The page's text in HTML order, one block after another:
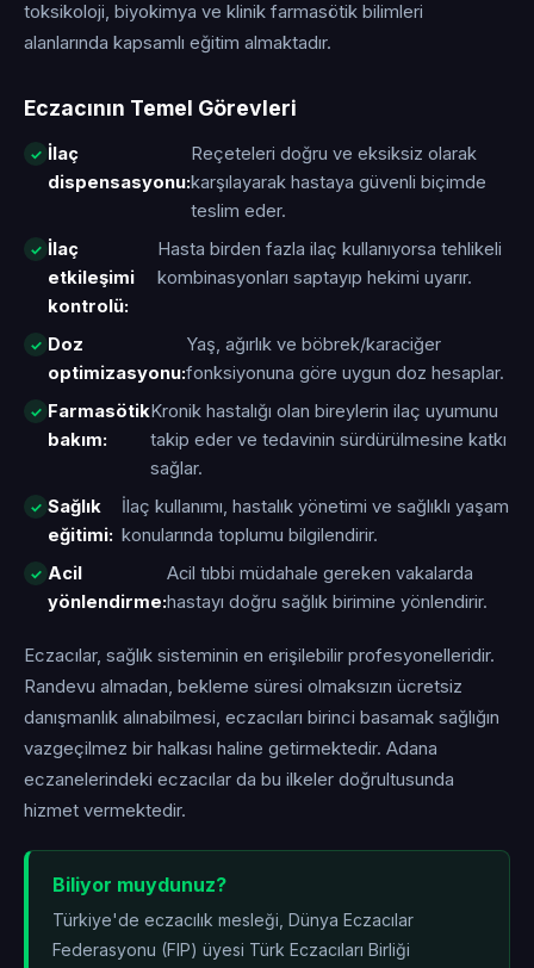
toksikoloji, biyokimya ve klinik farmasötik bilimleri
alanlarında kapsamlı eğitim almaktadır.
Eczacının Temel Görevleri
İlaç
dispensasyonu:
Reçeteleri doğru ve eksiksiz olarak
karşılayarak hastaya güvenli biçimde
teslim eder.
İlaç
etkileşimi
kontrolü:
Hasta birden fazla ilaç kullanıyorsa tehlikeli
kombinasyonları saptayıp hekimi uyarır.
Doz
optimizasyonu:
Yaş, ağırlık ve böbrek/karaciğer
fonksiyonuna göre uygun doz hesaplar.
Farmasötik
bakım:
Kronik hastalığı olan bireylerin ilaç uyumunu
takip eder ve tedavinin sürdürülmesine katkı
sağlar.
Sağlık
eğitimi:
İlaç kullanımı, hastalık yönetimi ve sağlıklı yaşam
konularında toplumu bilgilendirir.
Acil
yönlendirme:
Acil tıbbi müdahale gereken vakalarda
hastayı doğru sağlık birimine yönlendirir.
Eczacılar, sağlık sisteminin en erişilebilir profesyonelleridir.
Randevu almadan, bekleme süresi olmaksızın ücretsiz
danışmanlık alınabilmesi, eczacıları birinci basamak sağlığın
vazgeçilmez bir halkası haline getirmektedir. Adana
eczanelerindeki eczacılar da bu ilkeler doğrultusunda
hizmet vermektedir.
Biliyor muydunuz?
Türkiye'de eczacılık mesleği, Dünya Eczacılar
Federasyonu (FIP) üyesi Türk Eczacıları Birliği